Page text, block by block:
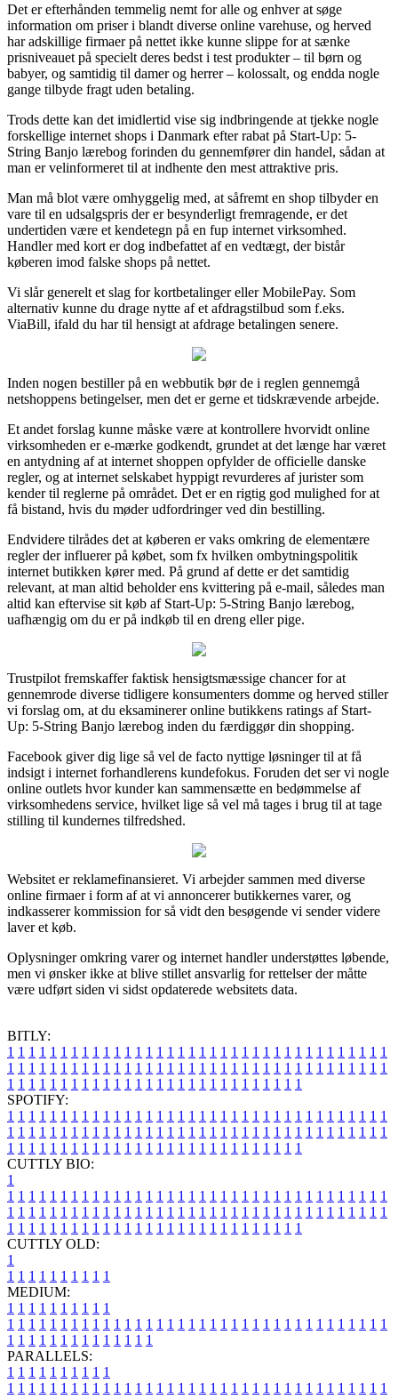
Det er efterhånden temmelig nemt for alle og enhver at søge
information om priser i blandt diverse online varehuse, og herved
har adskillige firmaer på nettet ikke kunne slippe for at sænke
prisniveauet på specielt deres bedst i test produkter – til børn og
babyer, og samtidig til damer og herrer – kolossalt, og endda nogle
gange tilbyde fragt uden betaling.
Trods dette kan det imidlertid vise sig indbringende at tjekke nogle
forskellige internet shops i Danmark efter rabat på Start-Up: 5-
String Banjo lærebog forinden du gennemfører din handel, sådan at
man er velinformeret til at indhente den mest attraktive pris.
Man må blot være omhyggelig med, at såfremt en shop tilbyder en
vare til en udsalgspris der er besynderligt fremragende, er det
undertiden være et kendetegn på en fup internet virksomhed.
Handler med kort er dog indbefattet af en vedtægt, der bistår
køberen imod falske shops på nettet.
Vi slår generelt et slag for kortbetalinger eller MobilePay. Som
alternativ kunne du drage nytte af et afdragstilbud som f.eks.
ViaBill, ifald du har til hensigt at afdrage betalingen senere.
Inden nogen bestiller på en webbutik bør de i reglen gennemgå
netshoppens betingelser, men det er gerne et tidskrævende arbejde.
Et andet forslag kunne måske være at kontrollere hvorvidt online
virksomheden er e-mærke godkendt, grundet at det længe har været
en antydning af at internet shoppen opfylder de officielle danske
regler, og at internet selskabet hyppigt revurderes af jurister som
kender til reglerne på området. Det er en rigtig god mulighed for at
få bistand, hvis du møder udfordringer ved din bestilling.
Endvidere tilrådes det at køberen er vaks omkring de elementære
regler der influerer på købet, som fx hvilken ombytningspolitik
internet butikken kører med. På grund af dette er det samtidig
relevant, at man altid beholder ens kvittering på e-mail, således man
altid kan eftervise sit køb af Start-Up: 5-String Banjo lærebog,
uafhængig om du er på indkøb til en dreng eller pige.
Trustpilot fremskaffer faktisk hensigtsmæssige chancer for at
gennemrode diverse tidligere konsumenters domme og herved stiller
vi forslag om, at du eksaminerer online butikkens ratings af Start-
Up: 5-String Banjo lærebog inden du færdiggør din shopping.
Facebook giver dig lige så vel de facto nyttige løsninger til at få
indsigt i internet forhandlerens kundefokus. Foruden det ser vi nogle
online outlets hvor kunder kan sammensætte en bedømmelse af
virksomhedens service, hvilket lige så vel må tages i brug til at tage
stilling til kundernes tilfredshed.
Websitet er reklamefinansieret. Vi arbejder sammen med diverse
online firmaer i form af at vi annoncerer butikkernes varer, og
indkasserer kommission for så vidt den besøgende vi sender videre
laver et køb.
Oplysninger omkring varer og internet handler understøttes løbende,
men vi ønsker ikke at blive stillet ansvarlig for rettelser der måtte
være udført siden vi sidst opdaterede websitets data.
BITLY:
1 1 1 1 1 1 1 1 1 1 1 1 1 1 1 1 1 1 1 1 1 1 1 1 1 1 1 1 1 1 1 1 1 1 1 1
1 1 1 1 1 1 1 1 1 1 1 1 1 1 1 1 1 1 1 1 1 1 1 1 1 1 1 1 1 1 1 1 1 1 1 1
1 1 1 1 1 1 1 1 1 1 1 1 1 1 1 1 1 1 1 1 1 1 1 1 1 1 1 1
SPOTIFY:
1 1 1 1 1 1 1 1 1 1 1 1 1 1 1 1 1 1 1 1 1 1 1 1 1 1 1 1 1 1 1 1 1 1 1 1
1 1 1 1 1 1 1 1 1 1 1 1 1 1 1 1 1 1 1 1 1 1 1 1 1 1 1 1 1 1 1 1 1 1 1 1
1 1 1 1 1 1 1 1 1 1 1 1 1 1 1 1 1 1 1 1 1 1 1 1 1 1 1 1
CUTTLY BIO:
1
1 1 1 1 1 1 1 1 1 1 1 1 1 1 1 1 1 1 1 1 1 1 1 1 1 1 1 1 1 1 1 1 1 1 1 1
1 1 1 1 1 1 1 1 1 1 1 1 1 1 1 1 1 1 1 1 1 1 1 1 1 1 1 1 1 1 1 1 1 1 1 1
1 1 1 1 1 1 1 1 1 1 1 1 1 1 1 1 1 1 1 1 1 1 1 1 1 1 1 1
CUTTLY OLD:
1
1 1 1 1 1 1 1 1 1 1
MEDIUM:
1 1 1 1 1 1 1 1 1 1
1 1 1 1 1 1 1 1 1 1 1 1 1 1 1 1 1 1 1 1 1 1 1 1 1 1 1 1 1 1 1 1 1 1 1 1
1 1 1 1 1 1 1 1 1 1 1 1 1 1
PARALLELS:
1 1 1 1 1 1 1 1 1 1
1 1 1 1 1 1 1 1 1 1 1 1 1 1 1 1 1 1 1 1 1 1 1 1 1 1 1 1 1 1 1 1 1 1 1 1